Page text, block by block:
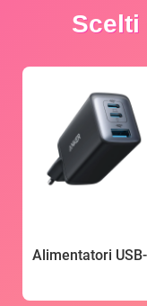
Scelti
Alimentatori